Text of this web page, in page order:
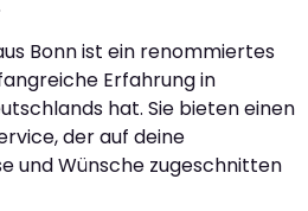
Bonn ist ein renommiertes
Erfahrung in
hat. Sie bieten einen
der auf deine
und Wünsche zugeschnitten